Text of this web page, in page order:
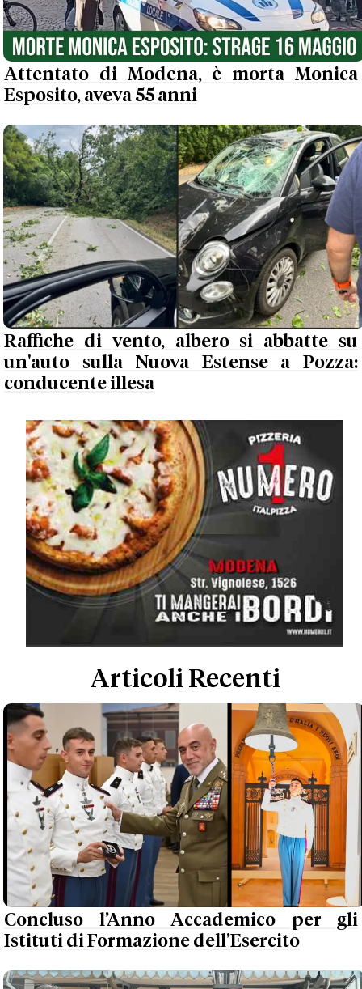
Attentato di Modena, è morta Monica
Esposito, aveva 55 anni
Raffiche di vento, albero si abbatte su
un'auto sulla Nuova Estense a Pozza:
conducente illesa
Articoli Recenti
Concluso l’Anno Accademico per gli
Istituti di Formazione dell’Esercito